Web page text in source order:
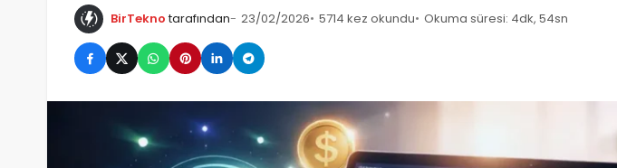
BirTekno tarafından 23/02/2026 5714 kez okundu Okuma süresi: 4dk, 54sn